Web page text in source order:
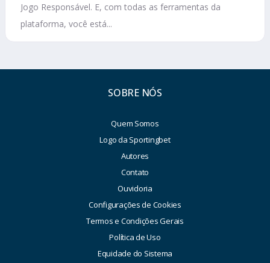
Jogo Responsável. E, com todas as ferramentas da
plataforma, você está...
SOBRE NÓS
Quem Somos
Logo da Sportingbet
Autores
Contato
Ouvidoria
Configurações de Cookies
Termos e Condições Gerais
Política de Uso
Equidade do Sistema